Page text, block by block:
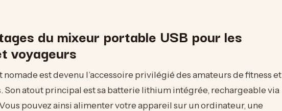
du mixeur portable USB pour les
voyageurs
est devenu l’accessoire privilégié des amateurs de fitness et
Son atout principal est sa batterie lithium intégrée, rechargeable via
pouvez ainsi alimenter votre appareil sur un ordinateur, une